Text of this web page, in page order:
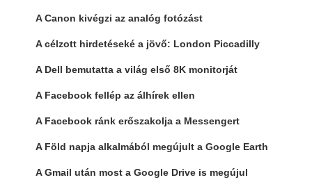
A Canon kivégzi az analóg fotózást
A célzott hirdetéseké a jövő: London Piccadilly
A Dell bemutatta a világ első 8K monitorját
A Facebook fellép az álhírek ellen
A Facebook ránk erőszakolja a Messengert
A Föld napja alkalmából megújult a Google Earth
A Gmail után most a Google Drive is megújul